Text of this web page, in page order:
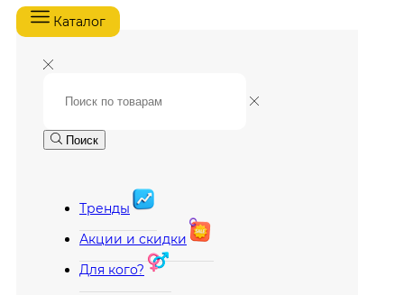
Каталог
Поиск
Тренды
Акции и скидки
Для кого?